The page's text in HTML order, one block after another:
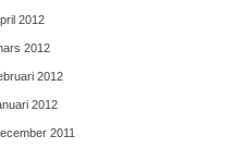
2012
2012
2012
2012
2011